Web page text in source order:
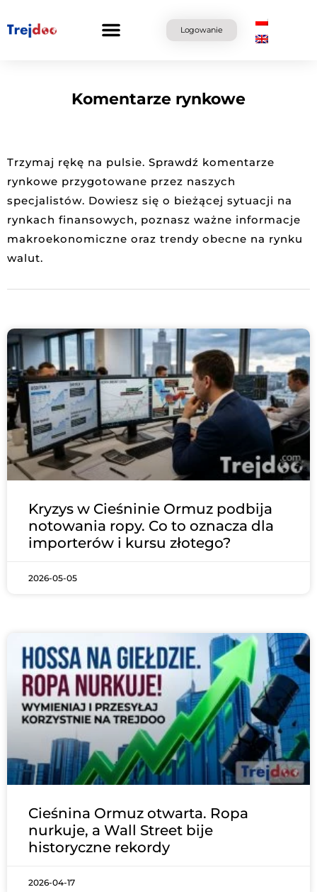
treści
Logowanie
Komentarze rynkowe
Trzymaj rękę na pulsie. Sprawdź komentarze
rynkowe przygotowane przez naszych
specjalistów. Dowiesz się o bieżącej sytuacji na
rynkach finansowych, poznasz ważne informacje
makroekonomiczne oraz trendy obecne na rynku
walut.
Kryzys w Cieśninie Ormuz podbija
notowania ropy. Co to oznacza dla
importerów i kursu złotego?
2026-05-05
Cieśnina Ormuz otwarta. Ropa
nurkuje, a Wall Street bije
historyczne rekordy
2026-04-17
o
S
o
n
a
t
r
o
n
a
S
t
r
o
n
a